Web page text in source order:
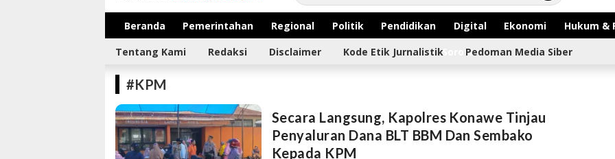
suarakarsa.com
Informasi terpercaya
Beranda Pemerintahan Regional Politik Pendidikan Digital Ekonomi Hukum &
Sorotan
Tentang Kami Redaksi Disclaimer Kode Etik Jurnalistik Pedoman Media Siber
#KPM
Secara Langsung, Kapolres Konawe Tinjau
Penyaluran Dana BLT BBM Dan Sembako
Kepada KPM